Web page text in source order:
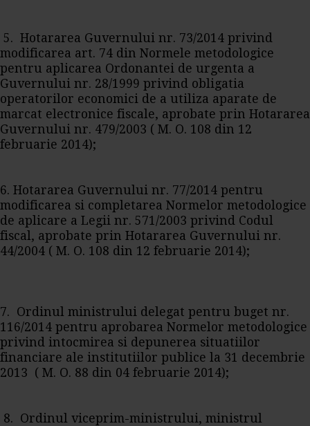
5. Hotararea Guvernului nr. 73/2014 privind
modificarea art. 74 din Normele metodologice
pentru aplicarea Ordonantei de urgenta a
Guvernului nr. 28/1999 privind obligatia
operatorilor economici de a utiliza aparate de
marcat electronice fiscale, aprobate prin Hotararea
Guvernului nr. 479/2003 ( M. O. 108 din 12
februarie 2014);
6. Hotararea Guvernului nr. 77/2014 pentru
modificarea si completarea Normelor metodologice
de aplicare a Legii nr. 571/2003 privind Codul
fiscal, aprobate prin Hotararea Guvernului nr.
44/2004 ( M. O. 108 din 12 februarie 2014);
7. Ordinul ministrului delegat pentru buget nr.
116/2014 pentru aprobarea Normelor metodologice
privind intocmirea si depunerea situatiilor
financiare ale institutiilor publice la 31 decembrie
2013 ( M. O. 88 din 04 februarie 2014);
8. Ordinul viceprim-ministrului, ministrul